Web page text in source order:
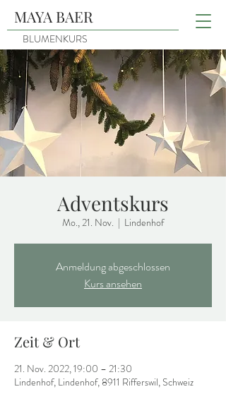
MAYA BAER
BLUMENKURS
Adventskurs
Mo., 21. Nov.
  |
Lindenhof
Anmeldung abgeschlossen
Kurs ansehen
Zeit & Ort
21. Nov. 2022, 19:00 – 21:30
Lindenhof, Lindenhof, 8911 Rifferswil, Schweiz